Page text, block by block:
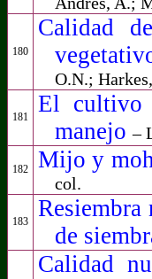
180
Calidad
O.N.;
181
El cultivo
manejo–
182 Mijo y
col.
183
de
Calidad